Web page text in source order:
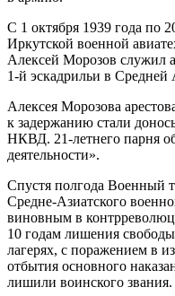
С 1 октября 1939 года по
Иркутской военной
Алексей Морозов служил
1-й эскадрильи в Средней
Алексея Морозова
к задержанию стали
НКВД. 21-летнего парня
деятельности».
Спустя полгода Военный
Средне-Азиатского
виновным в
10 годам лишения
лагерях, с поражением в
отбытия основного
лишили воинского звания.